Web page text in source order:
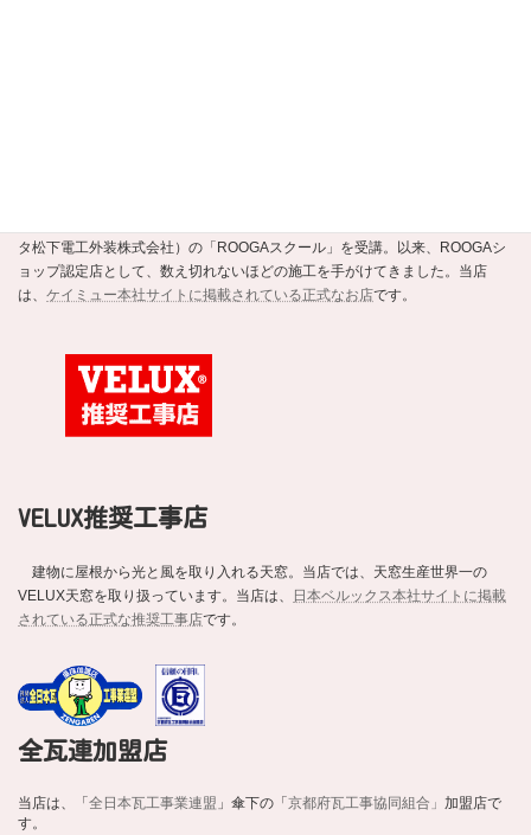
タ松下電工外装株式会社）の「ROOGAスクール」を受講。以来、ROOGAシ
ョップ認定店として、数え切れないほどの施工を手がけてきました。当店
は、 ケイミュー本社サイトに掲載されている正式なお店です。
VELUX推奨工事店
建物に屋根から光と風を取り入れる天窓。当店では、天窓生産世界一の
VELUX天窓を取り扱っています。当店は、
日本ベルックス本社サイトに掲載
されている正式な推奨工事店です。
全瓦連加盟店
当店は、「全日本瓦工事業連盟 」傘下の「京都府瓦工事協同組合」 加盟店で
す。